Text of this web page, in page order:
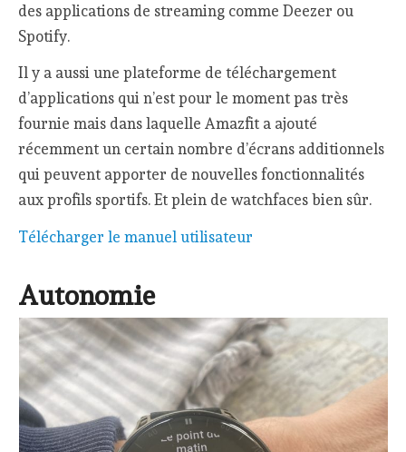
des applications de streaming comme Deezer ou
Spotify.
Il y a aussi une plateforme de téléchargement
d’applications qui n’est pour le moment pas très
fournie mais dans laquelle Amazfit a ajouté
récemment un certain nombre d’écrans additionnels
qui peuvent apporter de nouvelles fonctionnalités
aux profils sportifs. Et plein de watchfaces bien sûr.
Télécharger le manuel utilisateur
Autonomie